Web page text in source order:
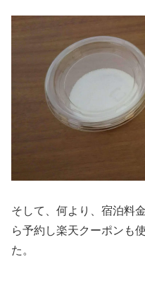
そして、何より、宿泊料
ら予約し楽天クーポンも
た。